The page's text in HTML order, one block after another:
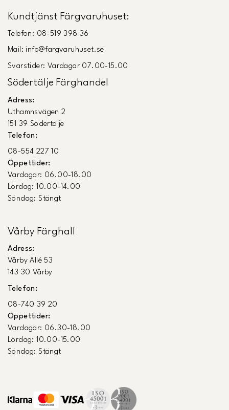
Kundtjänst Färgvaruhuset:
Telefon: 08-519 398 36
Mail: info@fargvaruhuset.se
Svarstider: Vardagar 07.00-15.00
Södertälje Färghandel
Adress:
Uthamnsvägen 2
151 39 Södertälje
Telefon:
08-554 227 10
Öppettider:
Vardagar: 06.00-18.00
Lördag: 10.00-14.00
Söndag: Stängt
Vårby Färghall
Adress:
Vårby Allé 53
143 30 Vårby
Telefon:
08-740 39 20
Öppettider:
Vardagar: 06.30-18.00
Lördag: 10.00-15.00
Söndag: Stängt